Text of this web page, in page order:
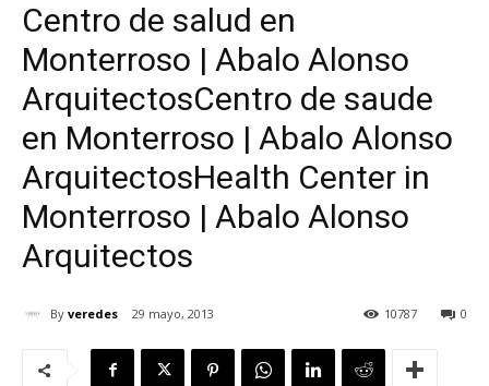
Centro de salud en
Monterroso | Abalo Alonso
ArquitectosCentro de saude
en Monterroso | Abalo Alonso
ArquitectosHealth Center in
Monterroso | Abalo Alonso
Arquitectos
By veredes 29 mayo, 2013 0
10787